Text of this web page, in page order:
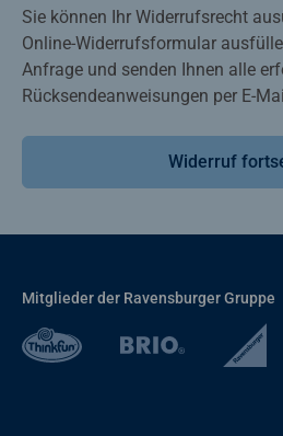
Sie können Ihr Widerrufsrecht
Online-Widerrufsformular
Anfrage und senden Ihnen alle
Rücksendeanweisungen per E-
Widerruf
Mitglieder der Ravensburger Gruppe